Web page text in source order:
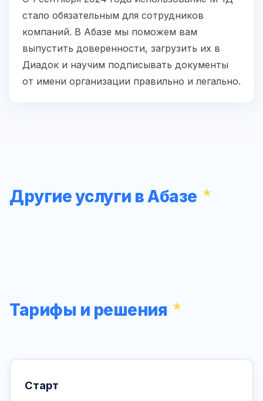
стало обязательным для сотрудников
компаний. В Абазе мы поможем вам
выпустить доверенности, загрузить их в
Диадок и научим подписывать документы
от имени организации правильно и легально.
Другие услуги в Абазе
Тарифы и решения
Старт